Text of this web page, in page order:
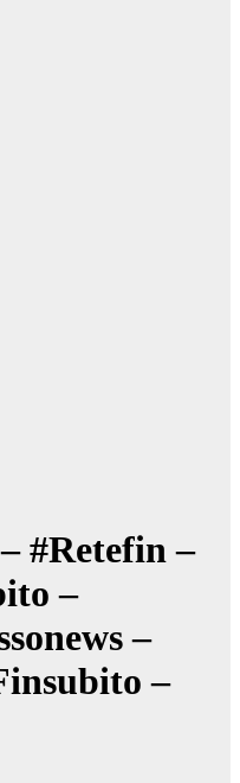
#Retefin –
–
–
–